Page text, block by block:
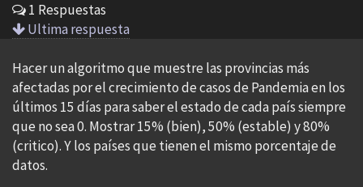
1 Respuestas
Ultima respuesta
Hacer un algoritmo que muestre las provincias más
afectadas por el crecimiento de casos de Pandemia en los
últimos 15 días para saber el estado de cada país siempre
que no sea 0. Mostrar 15% (bien), 50% (estable) y 80%
(critico). Y los países que tienen el mismo porcentaje de
datos.